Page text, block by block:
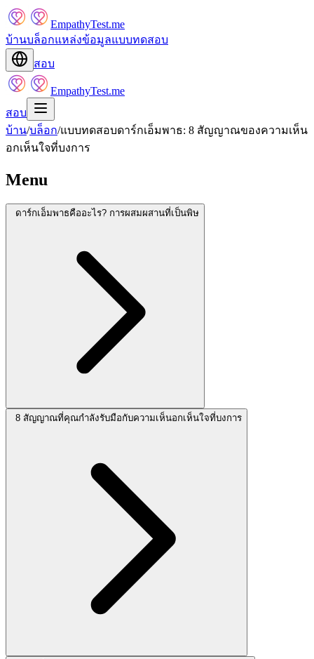
EmpathyTest.me
บ้านบล็อกแหล่งข้อมูลแบบทดสอบ
สอบ
EmpathyTest.me
สอบ
บ้าน/บล็อก/แบบทดสอบดาร์กเอ็มพาธ: 8 สัญญาณของความเห็น
อกเห็นใจที่บงการ
Menu
ดาร์กเอ็มพาธคืออะไร? การผสมผสานที่เป็นพิษ
8 สัญญาณที่คุณกำลังรับมือกับความเห็นอกเห็นใจที่บงการ